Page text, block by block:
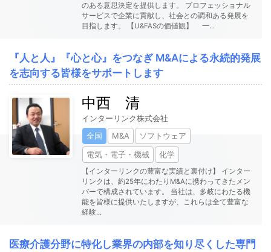
のある意思決定を提供します。 プロフェッショナル
サービスで企業に貢献し、社会との調和ある発展を
目指します。 【U&FASの価値観】 一...
『人と人』『心と心』をつなぎ M&Aによる永続的発展
を志向する皆様をサポートします
中西 清
インターリンク株式会社
全国
M&A
ソフトウェア
電気・電子・機械
化学
【インターリンクの豊富な実績と裏付け】 インター
リンクは、約25年にわたりM&Aに携わってきたメン
バーで構成されています。 当社は、多岐にわたる機
能を皆様に提供いたしますが、これらは全て豊富な
経験...
医療介護分野に特化し業界の内部を知り尽くした専門